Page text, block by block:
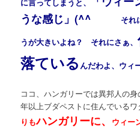
うな感じ」(^^ゞ
それ
うが大きいよね？ それにさぁ、
落ている んだわよ、ウィ
ココ、ハンガリーでは異邦人の
年以上ブダペストに住んでいる
りもハンガリーに、 ウィー